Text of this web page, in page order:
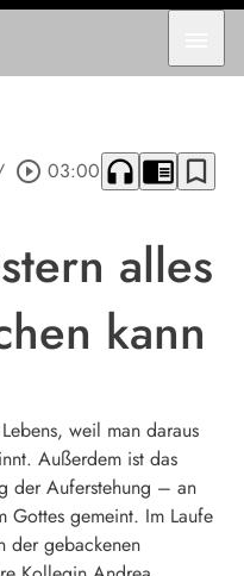
play_circle_outline 03:00 headphones chrome_reader_mode bookmark_border
alles
kann
weil man daraus
Außerdem ist das
der Auferstehung – an
Gottes gemeint. Im Laufe
der gebackenen